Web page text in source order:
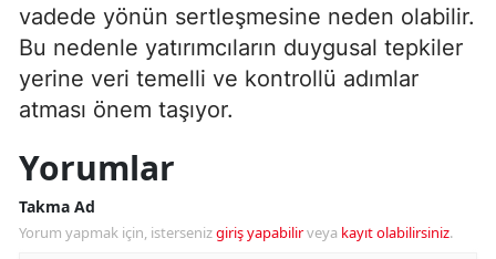
vadede yönün sertleşmesine neden olabilir.
Bu nedenle yatırımcıların duygusal tepkiler
yerine veri temelli ve kontrollü adımlar
atması önem taşıyor.
Yorumlar
Takma Ad
Yorum yapmak için, istersenizgiriş yapabilirveya kayıt olabilirsiniz.